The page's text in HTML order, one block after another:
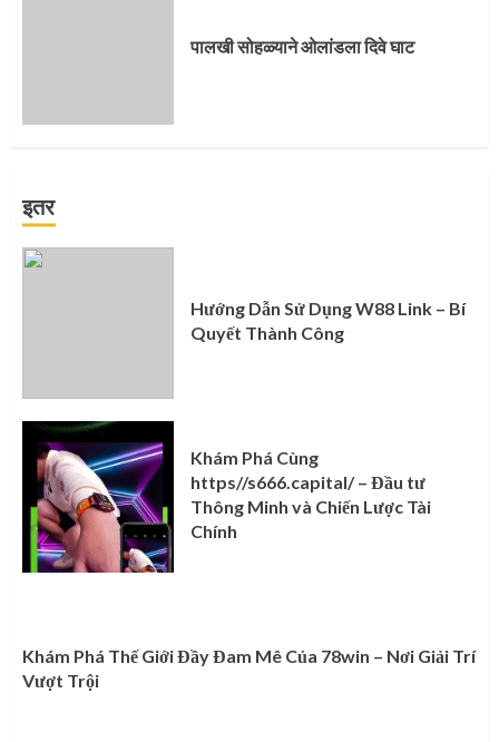
पालखी सोहळ्याने ओलांडला दिवे घाट
इतर
Hướng Dẫn Sử Dụng W88 Link – Bí
Quyết Thành Công
Khám Phá Cùng
https//s666.capital/ – Đầu tư
Thông Minh và Chiến Lược Tài
Chính
Khám Phá Thế Giới Đầy Đam Mê Của 78win – Nơi Giải Trí
Vượt Trội